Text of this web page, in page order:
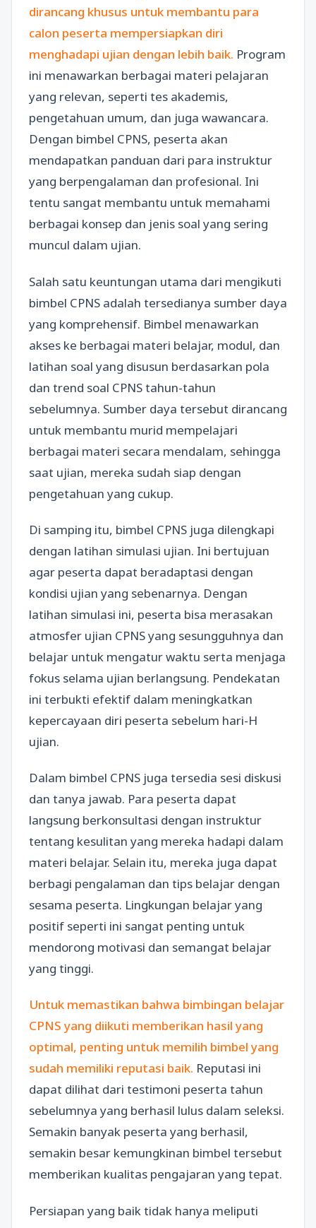
dirancang khusus untuk membantu para
calon peserta mempersiapkan diri
menghadapi ujian dengan lebih baik. Program
ini menawarkan berbagai materi pelajaran
yang relevan, seperti tes akademis,
pengetahuan umum, dan juga wawancara.
Dengan bimbel CPNS, peserta akan
mendapatkan panduan dari para instruktur
yang berpengalaman dan profesional. Ini
tentu sangat membantu untuk memahami
berbagai konsep dan jenis soal yang sering
muncul dalam ujian.
Salah satu keuntungan utama dari mengikuti
bimbel CPNS adalah tersedianya sumber daya
yang komprehensif. Bimbel menawarkan
akses ke berbagai materi belajar, modul, dan
latihan soal yang disusun berdasarkan pola
dan trend soal CPNS tahun-tahun
sebelumnya. Sumber daya tersebut dirancang
untuk membantu murid mempelajari
berbagai materi secara mendalam, sehingga
saat ujian, mereka sudah siap dengan
pengetahuan yang cukup.
Di samping itu, bimbel CPNS juga dilengkapi
dengan latihan simulasi ujian. Ini bertujuan
agar peserta dapat beradaptasi dengan
kondisi ujian yang sebenarnya. Dengan
latihan simulasi ini, peserta bisa merasakan
atmosfer ujian CPNS yang sesungguhnya dan
belajar untuk mengatur waktu serta menjaga
fokus selama ujian berlangsung. Pendekatan
ini terbukti efektif dalam meningkatkan
kepercayaan diri peserta sebelum hari-H
ujian.
Dalam bimbel CPNS juga tersedia sesi diskusi
dan tanya jawab. Para peserta dapat
langsung berkonsultasi dengan instruktur
tentang kesulitan yang mereka hadapi dalam
materi belajar. Selain itu, mereka juga dapat
berbagi pengalaman dan tips belajar dengan
sesama peserta. Lingkungan belajar yang
positif seperti ini sangat penting untuk
mendorong motivasi dan semangat belajar
yang tinggi.
Untuk memastikan bahwa bimbingan belajar
CPNS yang diikuti memberikan hasil yang
optimal, penting untuk memilih bimbel yang
sudah memiliki reputasi baik. Reputasi ini
dapat dilihat dari testimoni peserta tahun
sebelumnya yang berhasil lulus dalam seleksi.
Semakin banyak peserta yang berhasil,
semakin besar kemungkinan bimbel tersebut
memberikan kualitas pengajaran yang tepat.
Persiapan yang baik tidak hanya meliputi